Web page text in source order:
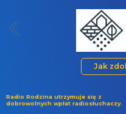
Jak
Radio Rodzina utrzymuje się z
dobrowolnych wpłat radiosłuchaczy.